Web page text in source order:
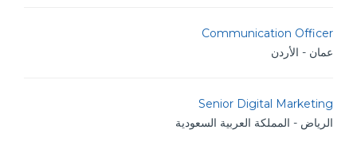
Communication Officer
عمان - الأردن
Senior Digital Marketing
الرياض - المملكة العربية السعودية